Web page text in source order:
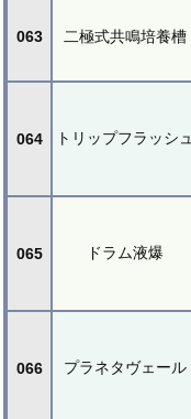
063 二極式共鳴培養槽
064 トリップフラッシュ
065 ドラム液爆
066 プラネタヴェール